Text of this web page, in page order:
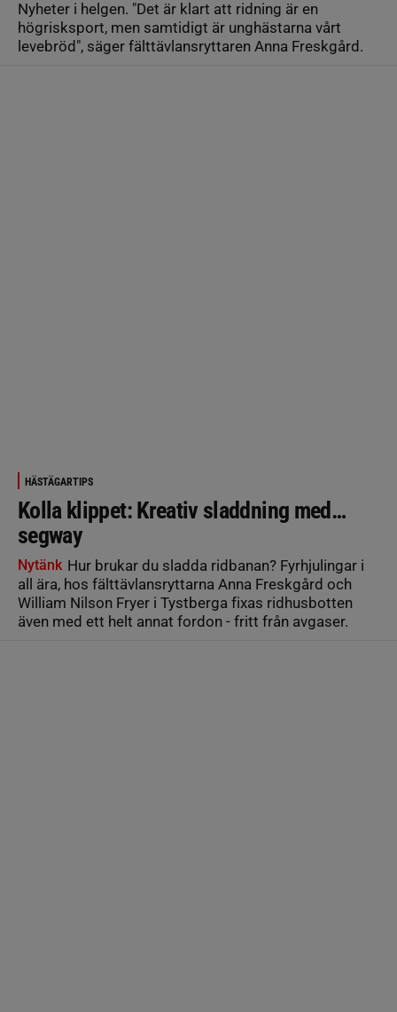
Nyheter i helgen. "Det är klart att ridning är en
högrisksport, men samtidigt är unghästarna vårt
levebröd", säger fälttävlansryttaren Anna Freskgård.
HÄSTÄGARTIPS
Kolla klippet: Kreativ sladdning med…
segway
Nytänk Hur brukar du sladda ridbanan? Fyrhjulingar i
all ära, hos fälttävlansryttarna Anna Freskgård och
William Nilson Fryer i Tystberga fixas ridhusbotten
även med ett helt annat fordon - fritt från avgaser.